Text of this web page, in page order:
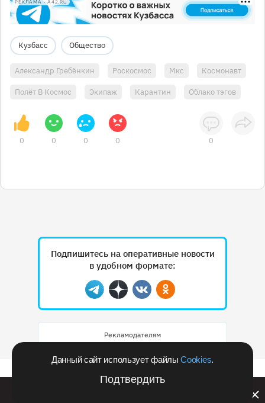
Данный сайт использует файлыCookies.
Подтвердить
РЕКЛАМА • A42.RU
Кузбасс Общество
Александр Гребёнкин Роскосмос Мкс Космонавт
Полёт В Космос Экипаж Карантин Облако тэгов
0 0 0 0 0
Подпишитесь на оперативные новости
в удобном формате:
Telegram
ДзенВконтактеОдноклассники
Рекламодателям
Билайн запустил в Кемеровской области акцию с